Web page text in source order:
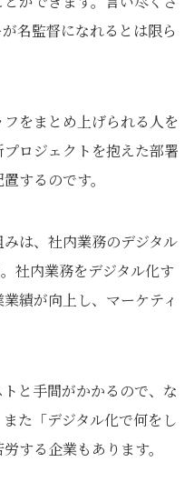
名監督になれるとは限ら
をまとめ上げられる人を
ロジェクトを抱えた部署
するのです。
は、社内業務のデジタル
社内業務をデジタル化す
績が向上し、マーケティ
と手間がかかるので、な
た「デジタル化で何をし
する企業もあります。